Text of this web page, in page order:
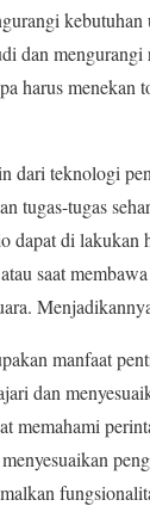
dan
harus menekan
dari teknologi
tugas-tugas
dapat di
saat
manfaat
dan
memahami